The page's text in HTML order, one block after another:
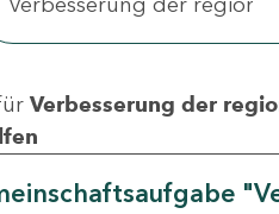
Verbesserung der